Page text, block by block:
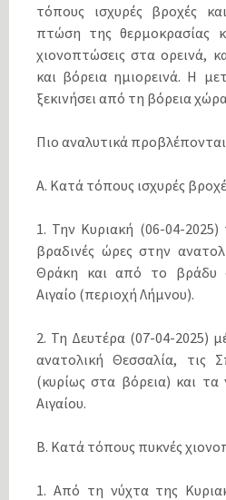
τόπους ισχυρές βροχές
πτώση της θερμοκρασίας
χιονοπτώσεις στα ορεινά,
και βόρεια ημιορεινά. Η
ξεκινήσει από τη βόρεια
Πιο αναλυτικά
Α. Κατά τόπους ισχυρές
1. Την Κυριακή (06-04-2025)
βραδινές ώρες στην
Θράκη και από το βράδυ
Αιγαίο (περιοχή Λήμνου).
2. Τη Δευτέρα (07-04-2025)
ανατολική Θεσσαλία, τις
(κυρίως στα βόρεια) και τα
Αιγαίου.
Β. Κατά τόπους πυκνές
1. Από τη νύχτα της